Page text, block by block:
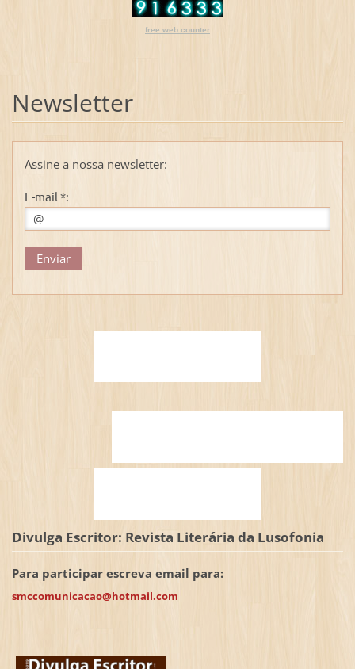
free web counter
Newsletter
Assine a nossa newsletter:
E-mail *:
Divulga Escritor: Revista Literária da Lusofonia
Para participar escreva email para:
smccomunicacao@hotmail.com